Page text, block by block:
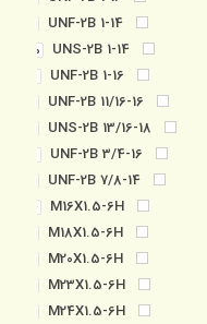
1-14 UNF-2B
1-14 UNS-2B
10
1-16 UNF-2B
3
11/16-16 UNF-2B
13/16-18 UNS-2B
3/4-16 UNF-2B
3
7/8-14 UNF-2B
M16X1.5-6H
4
M18X1.5-6H
M20X1.5-6H
M23X1.5-6H
M24X1.5-6H